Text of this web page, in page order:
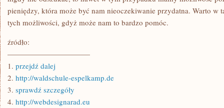
pieniędzy, która może być nam nieoczekiwanie przydatna. Warto w
tych możliwości, gdyż może nam to bardzo pomóc.
źródło:
———————————
1. przejdź dalej
2. http://waldschule-espelkamp.de
3. sprawdź szczegóły
4. http://webdesignarad.eu